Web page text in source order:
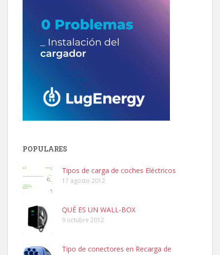
POPULARES
Tipos de carga de coches Eléctricos
17 agosto 2012
QUÉ ES UN WALL-BOX
9 octubre 2012
Tipo de conectores en Recarga de